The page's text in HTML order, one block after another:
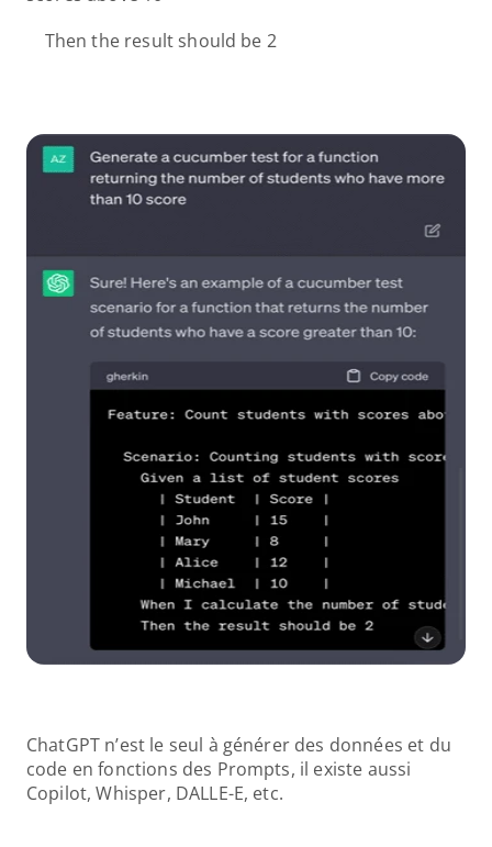
Then the result should be 2
ChatGPT n’est le seul à générer des données et du
code en fonctions des Prompts, il existe aussi
Copilot, Whisper, DALLE-E, etc.